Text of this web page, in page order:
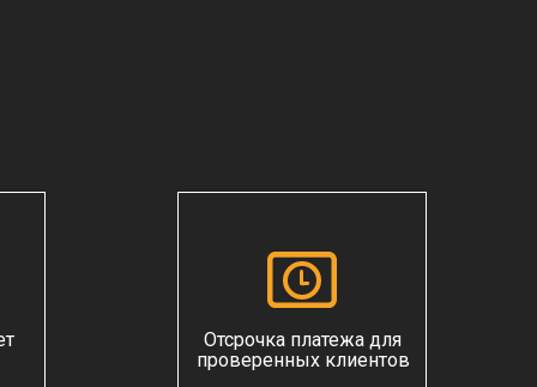
Отсрочка платежа для
проверенных клиентов